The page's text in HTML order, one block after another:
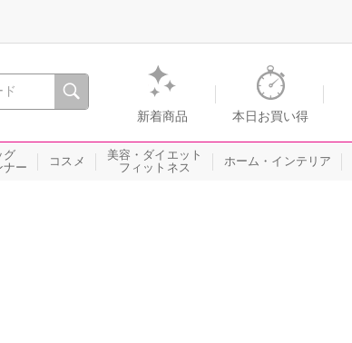
間を。通販・テレビショッピングのショップチャンネル
新着商品 本日お買い得
グ
ナー
コスメ
美容・ダイエット
フィットネス
ホーム・インテリア